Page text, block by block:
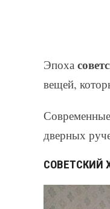
Эпоха
вещей,
дверных
СОВЕТСКИЙ